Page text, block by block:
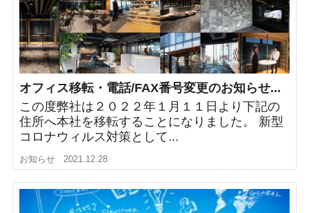
オフィス移転・電話/FAX番号変更のお知らせ...
この度弊社は２０２２年１月１１日より下記の
住所へ本社を移転することになりました。 新型
コロナウィルス対策として...
お知らせ 2021.12.28